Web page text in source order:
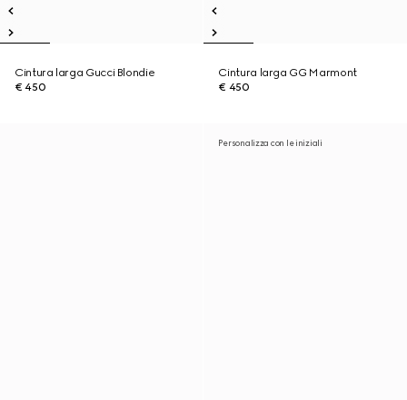
Cintura larga Gucci Blondie
€ 450
Cintura larga GG Marmont
€ 450
Personalizza con le iniziali